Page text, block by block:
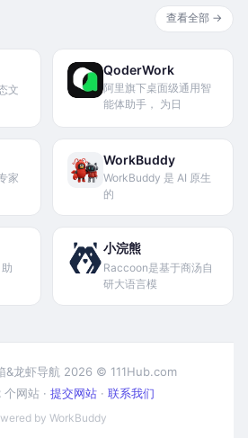
查看全部 →
文
QoderWork
阿里旗下桌面级通用智
能体助手， 为日
家
WorkBuddy
WorkBuddy 是 AI 原生
的
小浣熊
Raccoon是基于商汤自
研大语言模
&龙虾导航 2026 © 111Hub.com
个网站 · 提交网站 · 联系我们
by WorkBuddy